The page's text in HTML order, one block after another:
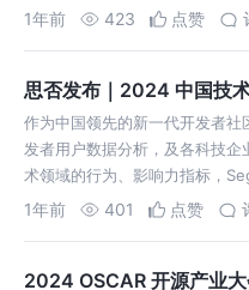
术进步和行业发展的重要力量。
1年前 423 点赞
思否发布｜2024 中国技
作为中国领先的新一代开发者社
发者用户数据分析，及各科技企
术领域的行为、影响力指标，
推出了 「中国技术先锋」 年度评
1年前 401 点赞
2024 OSCAR 开源产业